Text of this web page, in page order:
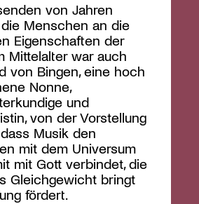
von Jahren
Menschen an die
Eigenschaften der
Mittelalter war auch
von Bingen, eine hoch
Nonne,
und
von der Vorstellung
Musik den
mit dem Universum
mit Gott verbindet, die
Gleichgewicht bringt
fördert.